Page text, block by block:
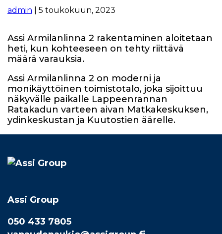
admin 5 toukokuun, 2023
Assi Armilanlinna 2 rakentaminen aloitetaan
heti, kun kohteeseen on tehty riittävä
määrä varauksia.
Assi Armilanlinna 2 on moderni ja
monikäyttöinen toimistotalo, joka sijoittuu
näkyvälle paikalle Lappeenrannan
Ratakadun varteen aivan Matkakeskuksen,
ydinkeskustan ja Kuutostien äärelle.
Assi Group
050 433 7805